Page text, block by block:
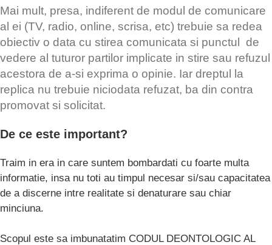
Mai mult, presa, indiferent de modul de comunicare
al ei (TV, radio, online, scrisa, etc) trebuie sa redea
obiectiv o data cu stirea comunicata si punctul de
vedere al tuturor partilor implicate in stire sau refuzul
acestora de a-si exprima o opinie. Iar dreptul la
replica nu trebuie niciodata refuzat, ba din contra
promovat si solicitat.
De ce este important?
Traim in era in care suntem bombardati cu foarte multa
informatie, insa nu toti au timpul necesar si/sau capacitatea
de a discerne intre realitate si denaturare sau chiar
minciuna.
Scopul este sa imbunatatim CODUL DEONTOLOGIC AL